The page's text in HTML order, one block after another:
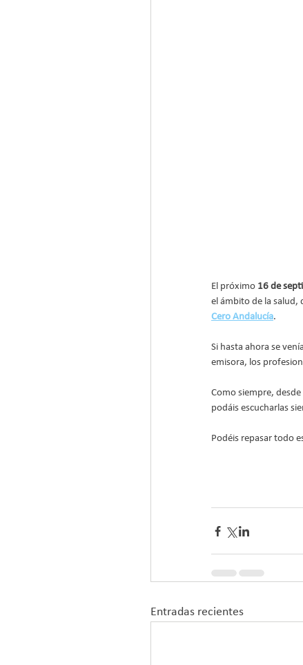
El próximo 16 de
el ámbito de la salud,
Cero Andalucía.
Si hasta ahora se
emisora, los
Como siempre,
podáis escucharlas
Podéis repasar todo
Entradas recientes